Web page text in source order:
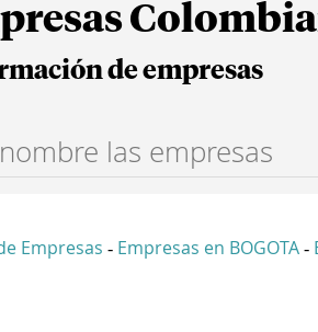
de empresas
Empresas - Empresas en BOGOTA -